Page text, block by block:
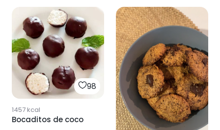
98
1457kcal
Bocaditos de coco